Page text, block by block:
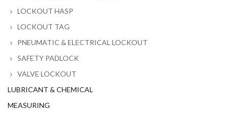
LOCKOUT HASP
LOCKOUT TAG
PNEUMATIC & ELECTRICAL LOCKOUT
SAFETY PADLOCK
VALVE LOCKOUT
LUBRICANT & CHEMICAL
MEASURING